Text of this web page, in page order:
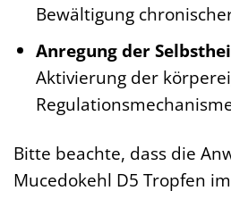
Bewältigung
Anregung der
Aktivierung der
Bitte beachte, dass die
Mucedokehl D5 Tropfen